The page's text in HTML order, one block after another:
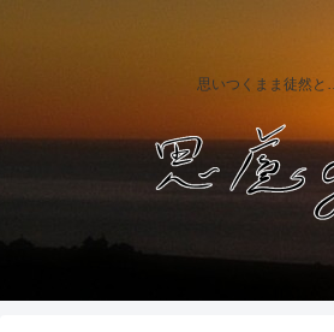
思いつくまま徒然と…